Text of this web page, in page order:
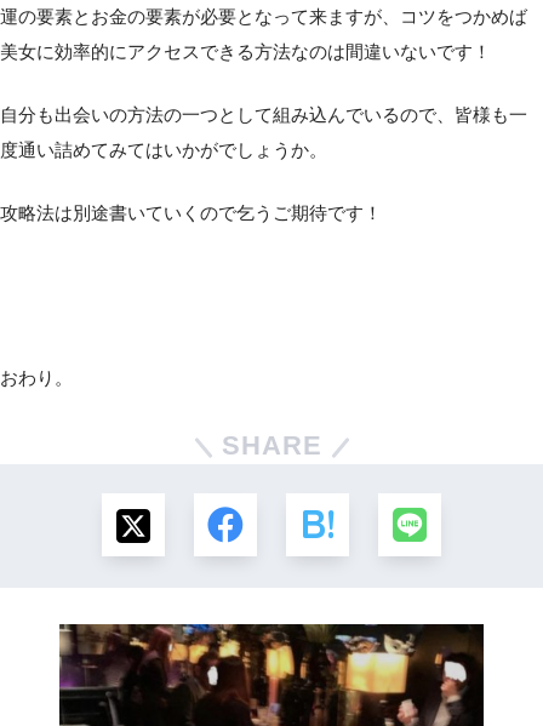
運の要素とお金の要素が必要となって来ますが、コツをつかめば
美女に効率的にアクセスできる方法なのは間違いないです！
自分も出会いの方法の一つとして組み込んでいるので、皆様も一
度通い詰めてみてはいかがでしょうか。
攻略法は別途書いていくので乞うご期待です！
おわり。
SHARE